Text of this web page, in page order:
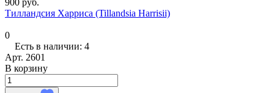
900 руб.
Тилландсия Харриса (Tillandsia Harrisii)
0
Есть в наличии: 4
Арт. 2601
В корзину